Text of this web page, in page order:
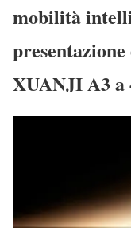
mobilità
XUANJI A3 a